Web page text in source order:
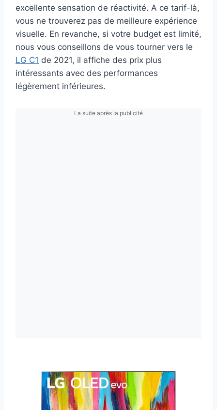
excellente sensation de réactivité. A ce tarif-là,
vous ne trouverez pas de meilleure expérience
visuelle. En revanche, si votre budget est limité,
nous vous conseillons de vous tourner vers le
LG C1 de 2021, il affiche des prix plus
intéressants avec des performances
légèrement inférieures.
La suite après la publicité